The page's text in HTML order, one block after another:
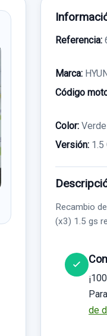
Referencia:
Marca:
Código
Color: Verde
Versión: 1.5
Recambio
(x3) 1.5 gs
de